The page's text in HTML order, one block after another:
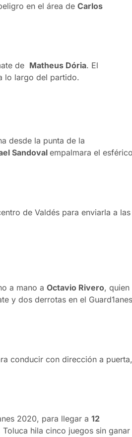
en el área de Carlos
de Matheus Dória. El
lo largo del partido.
desde la punta de la
Sandoval empalmara el
de Valdés para enviarla a las
a mano a Octavio Rivero, quien
y dos derrotas en el Guard1anes
conducir con dirección a puerta,
2020, para llegar a 12
hila cinco juegos sin ganar